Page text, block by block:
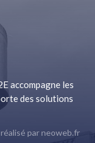
accompagne les
des solutions
par neoweb.fr